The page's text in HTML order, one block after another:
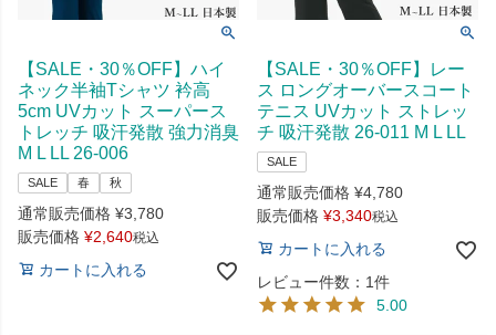
【SALE・30％OFF】ハイ
ネック半袖Tシャツ 衿高
5cm UVカット スーパース
トレッチ 吸汗発散 強力消臭
M L LL 26-006
SALE 春 秋
通常販売価格 ¥3,780
販売価格 ¥2,640税込
カートに入れる
【SALE・30％OFF】レー
ス ロングオーバースコート
テニス UVカット ストレッ
チ 吸汗発散 26-011 M L LL
SALE
通常販売価格 ¥4,780
販売価格 ¥3,340税込
カートに入れる
レビュー件数：1件
5.00